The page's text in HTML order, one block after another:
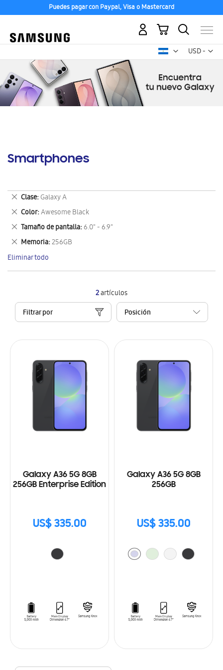
Puedes pagar con Paypal, Visa o Mastercard
USD -
dólar
Mi carrito
Smartphones
2artículos
Filtrar por
Galaxy A36 5G 8GB
256GB Enterprise Edition
US$ 335.00
Galaxy A36 5G 8GB
256GB
US$ 335.00
Clase Galaxy A
Eliminar
este
artículo
Color Awesome Black
Eliminar
este
artículo
Tamaño de pantalla 6.0" - 6.9"
Eliminar
este
artículo
Memoria 256GB
Eliminar
este
artículo
Eliminar todo